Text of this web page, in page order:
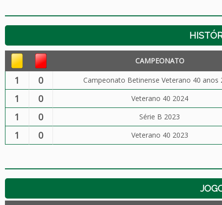
CAMPEONATO
1 0 Campeonato Betinense Veterano 40 anos
1 0 Veterano 40 2024
1 0 Série B 2023
1 0 Veterano 40 2023